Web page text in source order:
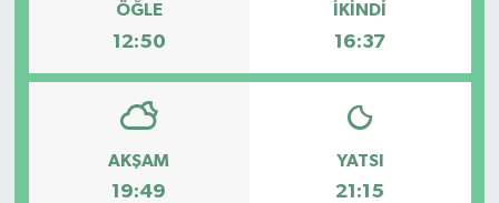
ÖĞLE
12:50
İKINDI
16:37
AKŞAM
19:49
YATSI
21:15